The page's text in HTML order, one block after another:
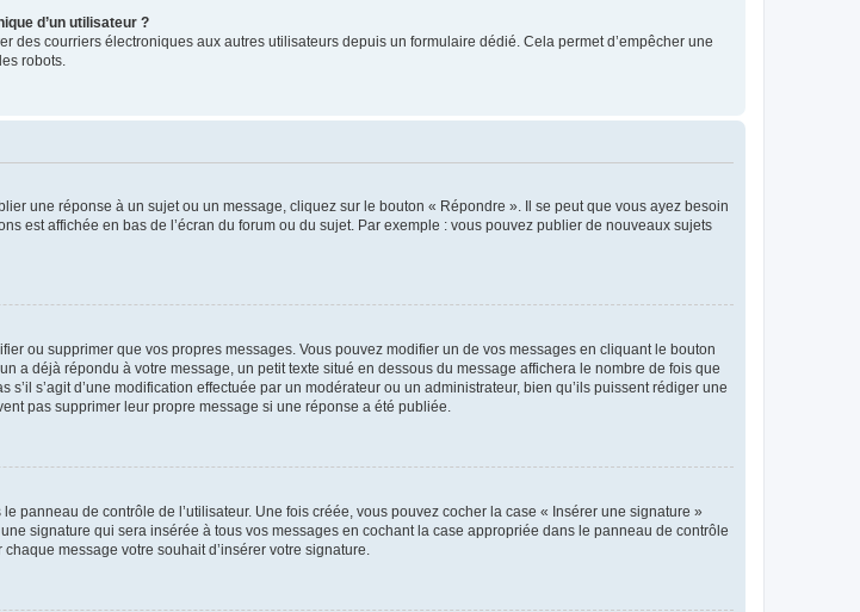
d’un utilisateur ?
courriers électroniques aux autres utilisateurs depuis un formulaire dédié. Cela permet d’empêcher une
robots.
une réponse à un sujet ou un message, cliquez sur le bouton « Répondre ». Il se peut que vous ayez besoin
est affichée en bas de l’écran du forum ou du sujet. Par exemple : vous pouvez publier de nouveaux sujets
ou supprimer que vos propres messages. Vous pouvez modifier un de vos messages en cliquant le bouton
a déjà répondu à votre message, un petit texte situé en dessous du message affichera le nombre de fois que
s’agit d’une modification effectuée par un modérateur ou un administrateur, bien qu’ils puissent rédiger une
pas supprimer leur propre message si une réponse a été publiée.
panneau de contrôle de l’utilisateur. Une fois créée, vous pouvez cocher la case « Insérer une signature »
signature qui sera insérée à tous vos messages en cochant la case appropriée dans le panneau de contrôle
message votre souhait d’insérer votre signature.